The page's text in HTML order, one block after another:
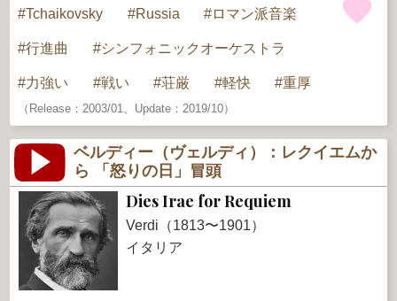
Tchaikovsky Russia ロマン派音楽
行進曲 シンフォニックオーケストラ
力強い 戦い 荘厳 軽快 重厚
（Release：2003/01、Update：2019/10）
ベルディー（ヴェルディ）：レクイエムか
ら 「怒りの日」冒頭
Dies Irae for Requiem
Verdi（1813〜1901）
イタリア